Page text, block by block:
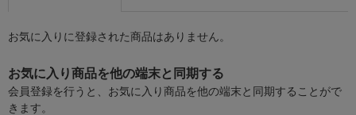
お気に入りに登録された商品はありません。
お気に入り商品を他の端末と同期する
会員登録を行うと、お気に入り商品を他の端末と同期することがで
きます。